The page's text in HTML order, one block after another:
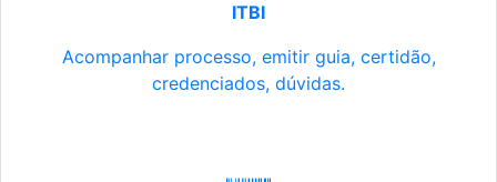
ITBI
Acompanhar processo, emitir guia, certidão,
credenciados, dúvidas.